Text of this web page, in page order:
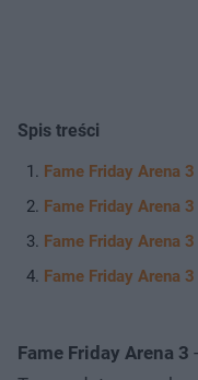
Spis treści
Fame Friday Arena
Fame Friday Arena
Fame Friday Arena
Fame Friday Arena
Fame Friday Arena 3 -